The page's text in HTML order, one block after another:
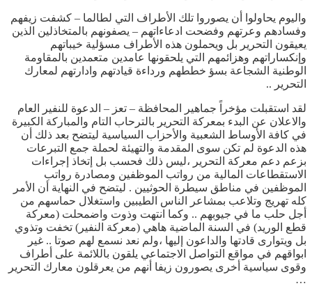
واليوم يحاولوا أن يصوروا تلك الأطراف التي لطالما – كشفت زيفهم
وفسادهم وعرتهم وفضحت ادعاءاتهم – يصفونهم بالمتخاذلين الذين
يعيقون التحرير بل ويحملون هذه الأطراف مسؤلية خيباتهم
وإنكساراتهم وهزائمهم التي يلحقونها عامدين متعمدين بالمقاومة
الوطنية الشجاعة بسؤ خططهم ورداءة قيادتهم وادارتهم لمعارك
التحرير ..
لقد استقبلت مؤخراً جماهير المحافظة – تعز – الدعوة للنفير العام
والاعلان عن البدء بمعركة التحرير بالترحاب التام والمباركة الكبيرة
في كافة الأوساط الشعبية والأحزاب السياسية ليتضح بعد ذلك أن
هذه الدعوة لم تكن سوى المقدمة والتهيئة لحملة جمع التبرعات
بزعم دعم معركة التحرير ،ليس ذلك فحسب بل إتخاذ إجراءات
الاستقطاعات المالية من رواتب الموظفين ومصادرة رواتب
الموظفين في مناطق سيطرة الحوثيين . ليتضح في النهاية أن الأمر
كله تهريج وتلاعب بمشاعر الناس الطيبين واستغلال حماسهم من
أجل حلب ما في جيوبهم .. وكما انتهت وذوت واضمحلت (معركة
قطع الوريد) في السنة الماضية هاهي (معركة النفير) تخفت وتذوي
بل ويتوارى قادتها والداعون إليها ،ولم نعد نسمع لهم صوتا .. غير
ابواقهم في مواقع التواصل الاجتماعي يلقون باللائمة على أطراف
وقوى سياسية أخرى يصورون زيفا أنهم من يعرقلون معارك التحرير
…